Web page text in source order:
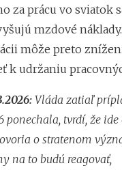
za prácu vo sviatok
mzdové
môže preto
k udržaniu
Vláda zatiaľ
ponechala, tvrdí, že ide
o stratenom
na to budú reagovať,